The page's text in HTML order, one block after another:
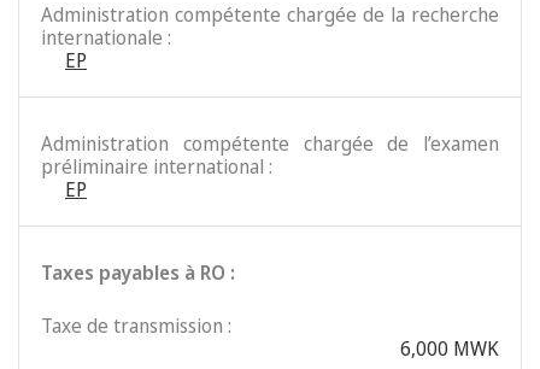
Administration compétente chargée de la recherche
internationale :
EP
Administration compétente chargée de l’examen
préliminaire international :
EP
Taxes payables à RO :
Taxe de transmission :
6,000 MWK